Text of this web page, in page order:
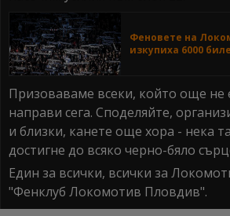
Феновете на
изкупиха 6000
Призоваваме всеки, който още не
направи сега. Споделяйте,
и близки, канете още хора - нека
достигне до всяко черно-бяло
Един за всички, всички за
"Фенклуб Локомотив Пловдив".